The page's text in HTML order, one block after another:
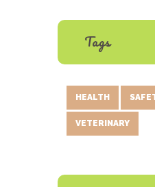
Tags
HEALTH
VETERINARY